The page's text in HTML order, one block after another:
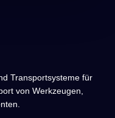
Transportsysteme für
von Werkzeugen,